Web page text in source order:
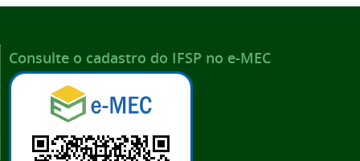
Consulte o cadastro do IFSP no e-MEC